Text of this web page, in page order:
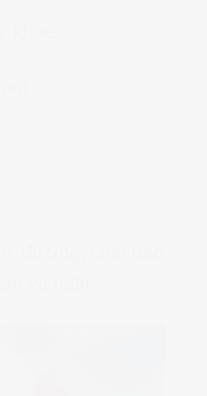
khỏe.
đường, chất bảo
và natri.